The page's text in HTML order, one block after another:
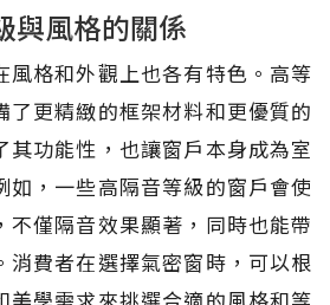
與風格的關係
風格和外觀上也各有特色。高等
了更精緻的框架材料和更優質的
其功能性，也讓窗戶本身成為室
如，一些高隔音等級的窗戶會使
不僅隔音效果顯著，同時也能帶
消費者在選擇氣密窗時，可以根